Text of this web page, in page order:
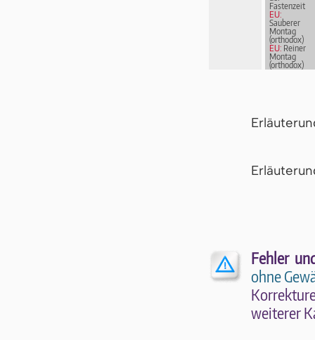
Fastenzeit
EU:
Sauberer
Montag
(orthodox)
EU: Reiner
Montag
(orthodox)
Fehler
ohne
wei­te­rer